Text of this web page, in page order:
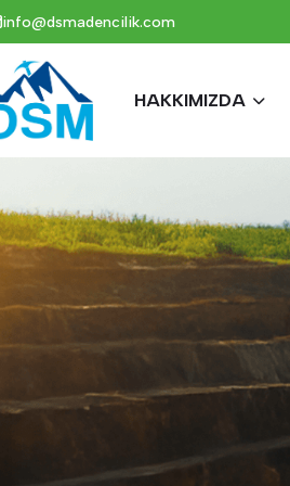
info@dsmadencilik.com
HAKKIMIZDA